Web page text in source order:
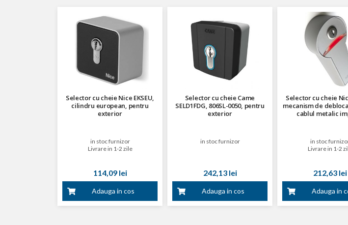
Selector cu cheie Nice EKSEU,
cilindru european, pentru
exterior
in stoc furnizor
Livrare in 1-2 zile
114,09 lei
Adauga in cos
Selector cu cheie Came
SELD1FDG, 806SL-0050, pentru
exterior
in stoc furnizor
242,13 lei
Adauga in cos
Selector cu cheie
mecanism de
cablul metalic
in stoc
Livrare in 1-2
212,63 lei
Adauga in